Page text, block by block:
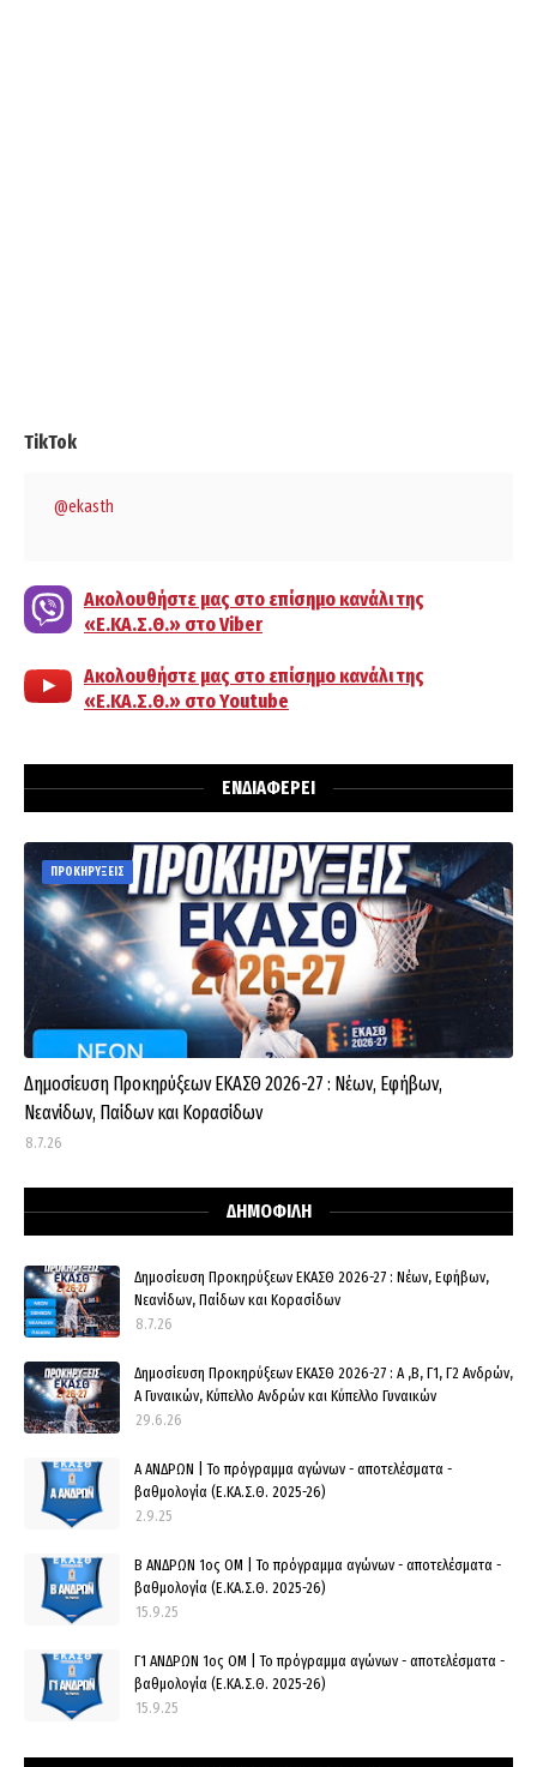
TikTok
@ekasth
Ακολουθήστε μας στο επίσημο κανάλι της
«Ε.ΚΑ.Σ.Θ.» στο Viber
Ακολουθήστε μας στο επίσημο κανάλι της
«Ε.ΚΑ.Σ.Θ.» στο Youtube
ΕΝΔΙΑΦΕΡΕΙ
ΠΡΟΚΗΡΥΞΕΙΣ
Δημοσίευση Προκηρύξεων ΕΚΑΣΘ 2026-27 : Νέων, Εφήβων,
Νεανίδων, Παίδων και Κορασίδων
8.7.26
ΔΗΜΟΦΙΛΗ
Δημοσίευση Προκηρύξεων ΕΚΑΣΘ 2026-27 : Νέων, Εφήβων,
Νεανίδων, Παίδων και Κορασίδων
8.7.26
Δημοσίευση Προκηρύξεων ΕΚΑΣΘ 2026-27 : Α ,Β, Γ1, Γ2 Ανδρών,
Α Γυναικών, Κύπελλο Ανδρών και Κύπελλο Γυναικών
29.6.26
Α ΑΝΔΡΩΝ | Το πρόγραμμα αγώνων - αποτελέσματα -
βαθμολογία (Ε.ΚΑ.Σ.Θ. 2025-26)
2.9.25
Β ΑΝΔΡΩΝ 1ος ΟΜ | Το πρόγραμμα αγώνων - αποτελέσματα -
βαθμολογία (Ε.ΚΑ.Σ.Θ. 2025-26)
15.9.25
Γ1 ΑΝΔΡΩΝ 1ος ΟΜ | Το πρόγραμμα αγώνων - αποτελέσματα -
βαθμολογία (Ε.ΚΑ.Σ.Θ. 2025-26)
15.9.25